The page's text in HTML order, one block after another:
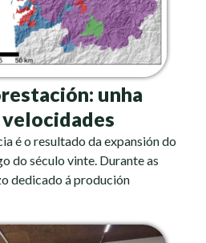
unha
é o resultado da expansión do
do século vinte. Durante as
dedicado á produción